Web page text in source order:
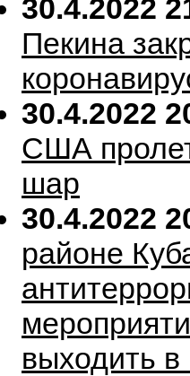
30.4.2022
Пекина
30.4.2022
США
шар
30.4.2022
районе
выходить